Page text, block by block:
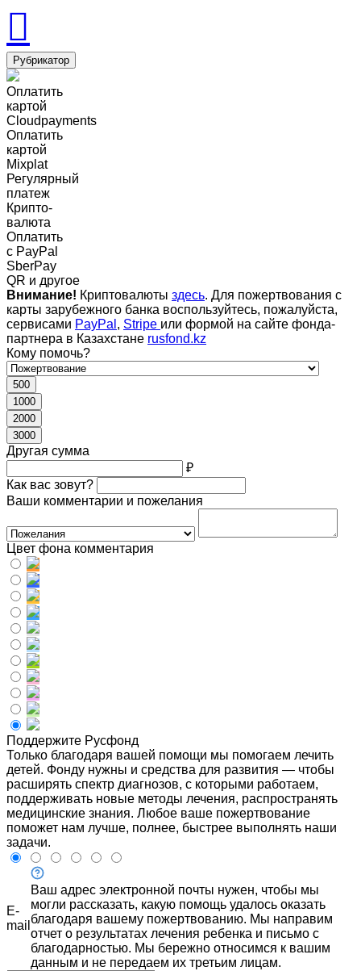
Рубрикатор
Оплатить
картой
Cloudpayments
Оплатить
картой
Mixplat
Регулярный
платеж
Крипто-
валюта
Оплатить
c PayPal
SberPay
QR и другое
Внимание! Криптовалюты здесь. Для пожертвования с
карты зарубежного банка воспользуйтесь, пожалуйста,
сервисами PayPal , Stripe или формой на сайте фонда-
партнера в Казахстане rusfond.kz
Кому помочь?
500
1000
2000
3000
Другая сумма
₽
Как вас зовут?
Ваши комментарии и пожелания
Цвет фона комментария
Поддержите Русфонд
Только благодаря вашей помощи мы помогаем лечить
детей. Фонду нужны и средства для развития — чтобы
расширять спектр диагнозов, с которыми работаем,
поддерживать новые методы лечения, распространять
медицинские знания. Любое ваше пожертвование
поможет нам лучше, полнее, быстрее выполнять наши
задачи.
E-
mail
Ваш адрес электронной почты нужен, чтобы мы
могли рассказать, какую помощь удалось оказать
благодаря вашему пожертвованию. Мы направим
отчет о результатах лечения ребенка и письмо с
благодарностью. Мы бережно относимся к вашим
данным и не передаем их третьим лицам.